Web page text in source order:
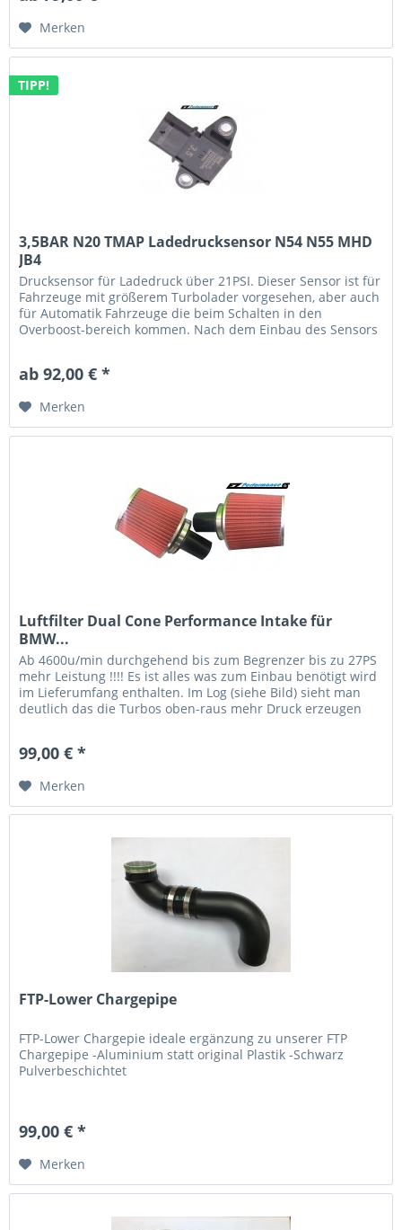
Merken
TIPP!
3,5BAR N20 TMAP Ladedrucksensor N54 N55 MHD
JB4
Drucksensor für Ladedruck über 21PSI. Dieser Sensor ist für
Fahrzeuge mit größerem Turbolader vorgesehen, aber auch
für Automatik Fahrzeuge die beim Schalten in den
Overboost-bereich kommen. Nach dem Einbau des Sensors
ab 92,00 € *
Merken
Luftfilter Dual Cone Performance Intake für
BMW...
Ab 4600u/min durchgehend bis zum Begrenzer bis zu 27PS
mehr Leistung !!!! Es ist alles was zum Einbau benötigt wird
im Lieferumfang enthalten. Im Log (siehe Bild) sieht man
deutlich das die Turbos oben-raus mehr Druck erzeugen
99,00 € *
Merken
FTP-Lower Chargepipe
FTP-Lower Chargepie ideale ergänzung zu unserer FTP
Chargepipe -Aluminium statt original Plastik -Schwarz
Pulverbeschichtet
99,00 € *
Merken